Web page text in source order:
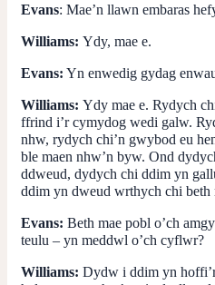
Evans: Mae’n llawn embaras
Williams: Ydy, mae e.
Evans: Yn enwedig gydag
Williams: Ydy mae e. Rydych
ffrind i’r cymydog wedi galw.
nhw, rydych chi’n gwybod eu
ble maen nhw’n byw. Ond
ddweud, dydych chi ddim yn
ddim yn dweud wrthych chi beth
Evans: Beth mae pobl o’ch
teulu – yn meddwl o’ch cyflwr?
Williams: Dydw i ddim yn